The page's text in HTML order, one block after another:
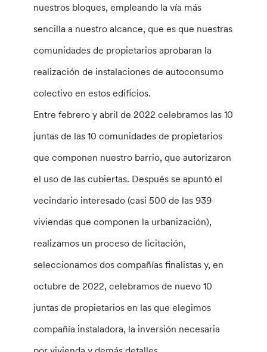
nuestros bloques, empleando la vía más
sencilla a nuestro alcance, que es que nuestras
comunidades de propietarios aprobaran la
realización de instalaciones de autoconsumo
colectivo en estos edificios.
Entre febrero y abril de 2022 celebramos las 10
juntas de las 10 comunidades de propietarios
que componen nuestro barrio, que autorizaron
el uso de las cubiertas. Después se apuntó el
vecindario interesado (casi 500 de las 939
viviendas que componen la urbanización),
realizamos un proceso de licitación,
seleccionamos dos compañías finalistas y, en
octubre de 2022, celebramos de nuevo 10
juntas de propietarios en las que elegimos
compañía instaladora, la inversión necesaria